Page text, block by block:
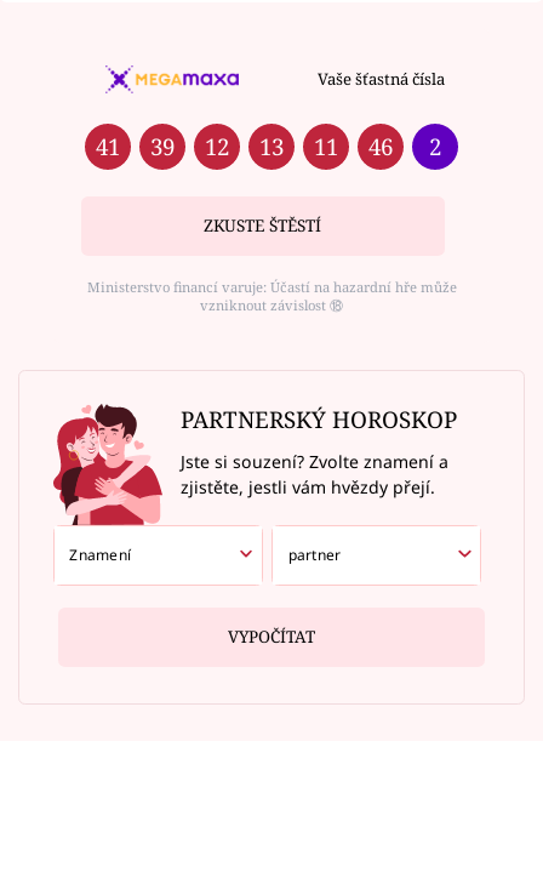
Vaše šťastná čísla
41 39 12 13 11 46 2
ZKUSTE ŠTĚSTÍ
Ministerstvo financí varuje: Účastí na hazardní hře může
vzniknout závislost ⑱
PARTNERSKÝ HOROSKOP
Jste si souzení? Zvolte znamení a
zjistěte, jestli vám hvězdy přejí.
VYPOČÍTAT